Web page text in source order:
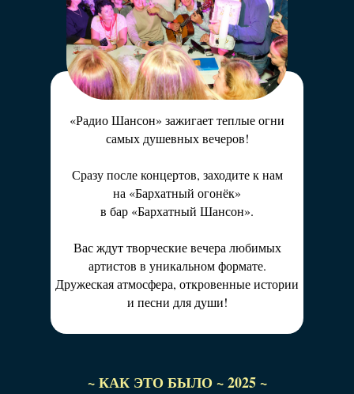
«Радио Шансон» зажигает теплые огни
самых душевных вечеров!
Сразу после концертов, заходите к нам
на «Бархатный огонёк»
в бар «Бархатный Шансон».
Вас ждут творческие вечера любимых
артистов в уникальном формате.
Дружеская атмосфера, откровенные истории
и песни для души!
~ КАК ЭТО БЫЛО ~ 2025 ~